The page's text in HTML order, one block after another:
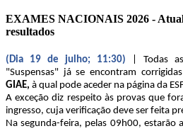
EXAMES NACIONAIS 2026 -
resultados
(Dia 19 de julho; 11:30)
| Todas
"Suspensas" já se encontram
GIAE, à qual pode aceder na página da
A exceção diz respeito às provas que
ingresso, cuja verificação deve ser feita
Na segunda-feira, pelas 09h00, estarão